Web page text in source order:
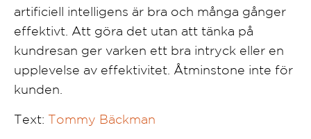
artificiell intelligens är bra och många gånger
effektivt. Att göra det utan att tänka på
kundresan ger varken ett bra intryck eller en
upplevelse av effektivitet. Åtminstone inte för
kunden.
Text: Tommy Bäckman